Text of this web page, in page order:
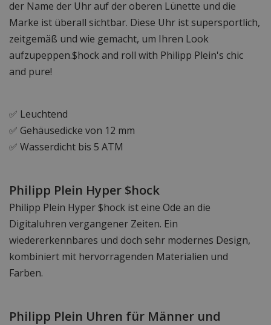
der Name der Uhr auf der oberen Lünette und die
Marke ist überall sichtbar. Diese Uhr ist supersportlich,
zeitgemäß und wie gemacht, um Ihren Look
aufzupeppen.$hock and roll with Philipp Plein's chic
and pure!
✅ Leuchtend
✅ Gehäusedicke von 12 mm
✅ Wasserdicht bis 5 ATM
Philipp Plein Hyper $hock
Philipp Plein Hyper $hock ist eine Ode an die
Digitaluhren vergangener Zeiten. Ein
wiedererkennbares und doch sehr modernes Design,
kombiniert mit hervorragenden Materialien und
Farben.
Philipp Plein Uhren für Männer und